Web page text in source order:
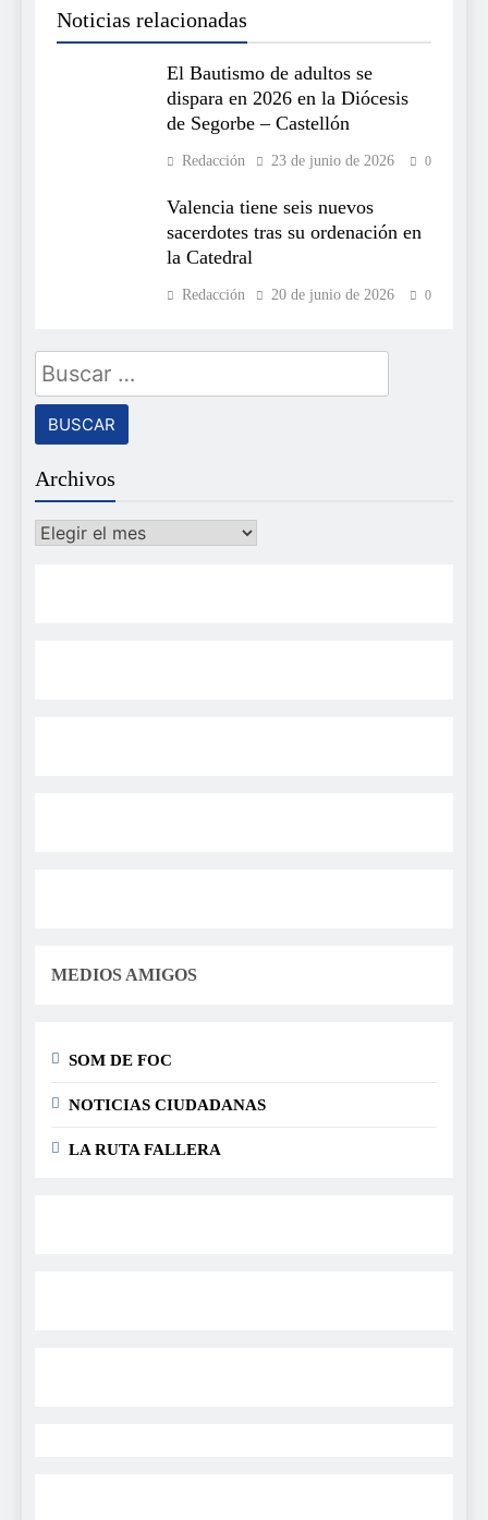
Noticias relacionadas
El Bautismo de adultos se
dispara en 2026 en la Diócesis
de Segorbe – Castellón
Redacción 23 de junio de 2026 0
Valencia tiene seis nuevos
sacerdotes tras su ordenación en
la Catedral
Redacción 20 de junio de 2026 0
Buscar:
Archivos
Archivos
MEDIOS AMIGOS
SOM DE FOC
NOTICIAS CIUDADANAS
LA RUTA FALLERA